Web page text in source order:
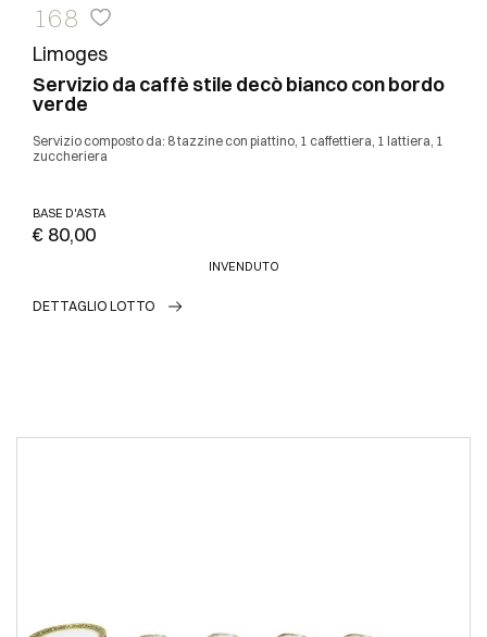
168
Limoges
Servizio da caffè stile decò bianco con bordo
verde
Servizio composto da: 8 tazzine con piattino, 1 caffettiera, 1 lattiera, 1
zuccheriera
BASE D'ASTA
€ 80,00
INVENDUTO
DETTAGLIO LOTTO